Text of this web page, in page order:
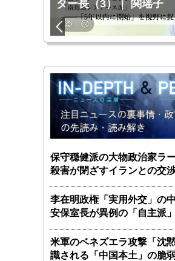
ター長（3）｜ 関瑶子
保守穏健派の大物政治家ラ
殺害が閉ざすイランとの交
李在明政権「実用外交」の
安保室長が異例の「自主派
米軍のベネズエラ攻撃「沈
識される「中国本土」の脆